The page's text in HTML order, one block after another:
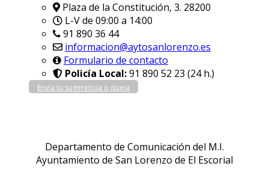
Plaza de la Constitución, 3. 28200
L-V de 09:00 a 14:00
91 890 36 44
informacion@aytosanlorenzo.es
Formulario de contacto
Policía Local:91 890 52 23 (24 h.)
Envía tu sugerencia o queja
Departamento de Comunicación del M.I.
Ayuntamiento de San Lorenzo de El Escorial